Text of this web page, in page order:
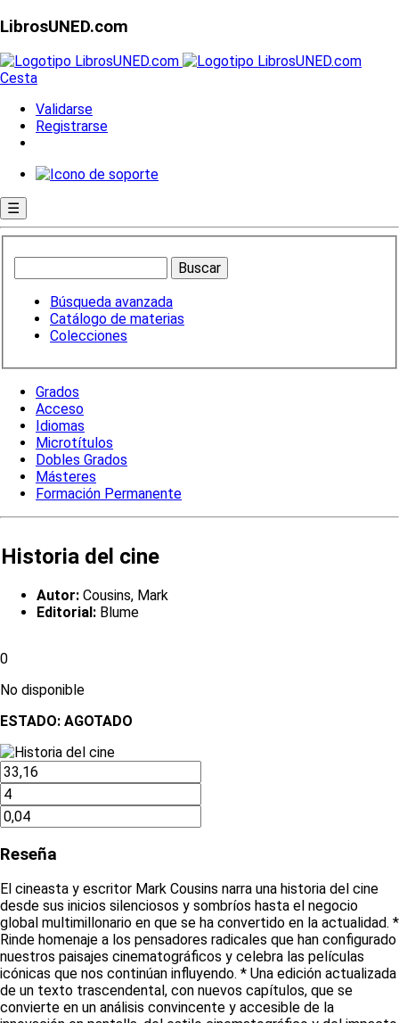
LibrosUNED.com
Cesta
Validarse
Registrarse
☰
Búsqueda avanzada
Catálogo de materias
Colecciones
Grados
Acceso
Idiomas
Microtítulos
Dobles Grados
Másteres
Formación Permanente
Historia del cine
Autor: Cousins, Mark
Editorial: Blume
0
No disponible
ESTADO: AGOTADO
Reseña
El cineasta y escritor Mark Cousins narra una historia del cine
desde sus inicios silenciosos y sombríos hasta el negocio
global multimillonario en que se ha convertido en la actualidad. *
Rinde homenaje a los pensadores radicales que han configurado
nuestros paisajes cinematográficos y celebra las películas
icónicas que nos continúan influyendo. * Una edición actualizada
de un texto trascendental, con nuevos capítulos, que se
convierte en un análisis convincente y accesible de la